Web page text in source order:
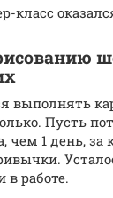
класс
выполнять
Пусть
чем 1 день,
в работе.